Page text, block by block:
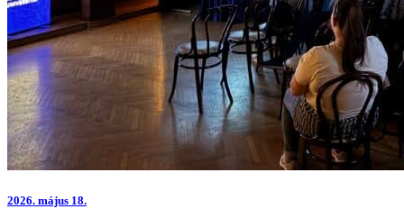
2026. május 18.